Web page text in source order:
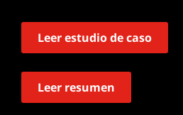
Leer estudio de caso
Leer resumen